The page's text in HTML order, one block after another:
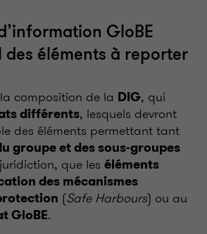
GloBE
des éléments à reporter
composition de la DIG, qui
différents, lesquels devront
des éléments permettant tant
groupe et des sous-groupes
que les éléments
des mécanismes
(Safe Harbours) ou au
GloBE.